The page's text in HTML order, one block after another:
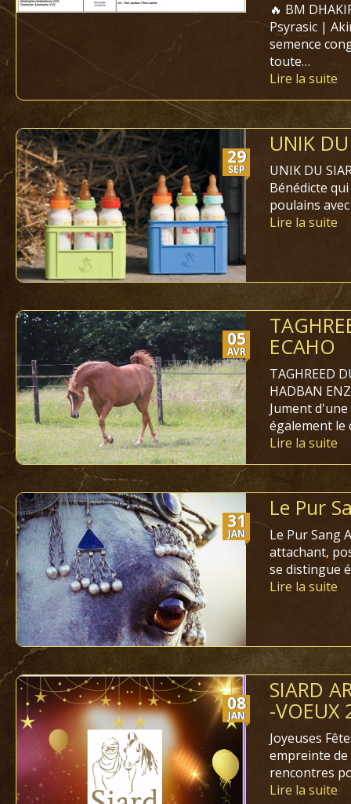
🔥 BM
Psyrasic |
semence
toute…
Lire la suite
29
SEP
UNIK
UNIK DU
Bénédicte
poulains
Lire la suite
05
AVR ECAHO
TAGHREED
HADBAN
Jument
également le
Lire la suite
31
JAN
Le Pur
Le Pur Sang
attachant,
se distingue
Lire la suite
08
JAN
SIARD
-VOEUX
Joyeuses
empreinte
rencontres
Lire la suite